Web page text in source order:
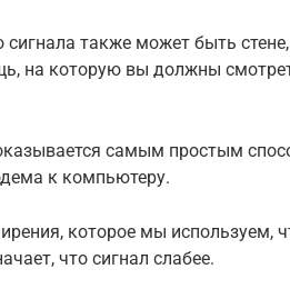
сигнала также может быть
на которую вы должны
самым простым
к компьютеру.
которое мы используем,
что сигнал слабее.